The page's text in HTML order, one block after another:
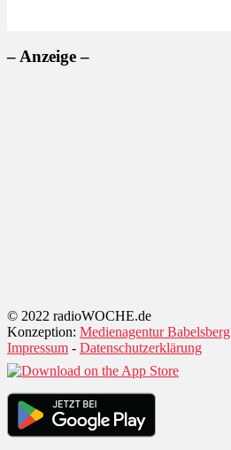
– Anzeige –
© 2022 radioWOCHE.de
Konzeption: Medienagentur Babelsberg
Impressum - Datenschutzerklärung